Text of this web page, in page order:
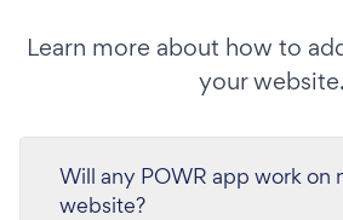
Learn more about how to
your website.
Will any POWR app work on
website?